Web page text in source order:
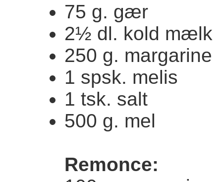
75 g. gær
2½ dl. kold mælk
250 g. margarine
1 spsk. melis
1 tsk. salt
500 g. mel
Remonce: